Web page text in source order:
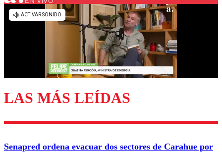
Los comentarios son moderados para garantizar un
diálogo respetuoso.
Enviar comentario
LAS MÁS LEÍDAS
Senapred ordena evacuar dos sectores de Carahue por